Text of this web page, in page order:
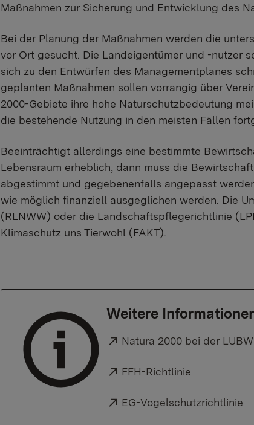
Maßnahmen zur Sicherung und Entwicklung des
Bei der Planung der Maßnahmen werden die
vor Ort gesucht. Die Landeigentümer und -nutzer
sich zu den Entwürfen des Managementplanes
geplanten Maßnahmen sollen vorrangig über
2000-Gebiete ihre hohe Naturschutzbedeutung
die bestehende Nutzung in den meisten Fällen
Beeinträchtigt allerdings eine bestimmte
Lebensraum erheblich, dann muss die
abgestimmt und gegebenenfalls angepasst
wie möglich finanziell ausgeglichen werden. Die
(RLNWW) oder die Landschaftspflegerichtlinie
Klimaschutz uns Tierwohl (FAKT).
Weitere
Externer Link:
Natura 2000 bei der LUBW
Externer Link:
FFH-Richtlinie
Externer Link:
EG-Vogelschutzrichtlinie